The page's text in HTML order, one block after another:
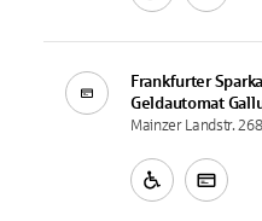
Frankfurter
Geldautomat
Mainzer Landstr.